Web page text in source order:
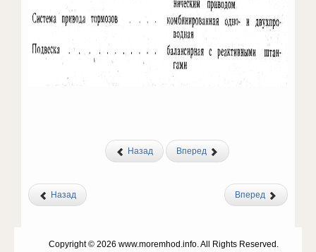
Назад Вперед
Назад Вперед
Copyright © 2026 www.moremhod.info. All Rights Reserved.